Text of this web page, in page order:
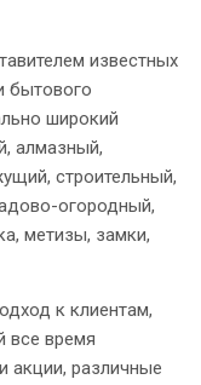
известных
бытового
широкий
алмазный,
строительный,
огородный,
метизы, замки,
к клиентам,
все время
акции, различные